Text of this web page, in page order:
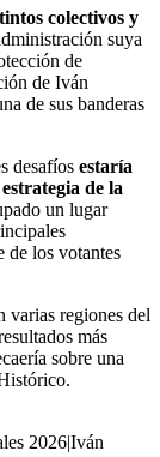
colectivos y
suya
de
de Iván
de sus banderas
desafíos estaría
de la
un lugar
de los votantes
varias regiones del
más
sobre una
2026|Iván